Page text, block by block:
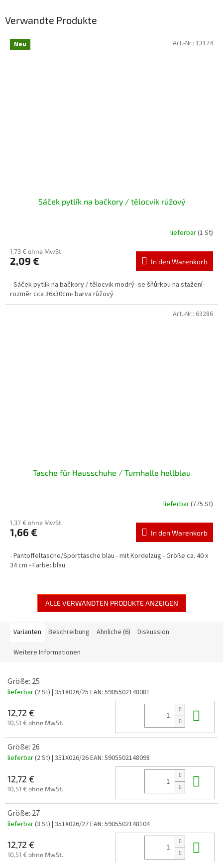
Verwandte Produkte
Neu
Sáček pytlík na bačkory / tělocvik růžový
lieferbar(1 St)
1,73 € ohne MwSt.
2,09 € In den Warenkorb
- Sáček pytlík na bačkory / tělocvik modrý- se šňůrkou na stažení-
rozměr cca 36x30cm- barva růžový
Art.-Nr.: 13174
Tasche für Hausschuhe / Turnhalle hellblau
lieferbar(775 St)
1,37 € ohne MwSt.
1,66 € In den Warenkorb
- Pantoffeltasche/Sporttasche blau - mit Kordelzug - Größe ca. 40 x
34 cm - Farbe: blau
Art.-Nr.: 63286
ALLE VERWANDTEN PRODUKTE ANZEIGEN
Varianten Beschreibung Ähnliche (6) Diskussion
Weitere Informationen
Größe: 25
lieferbar(2 St) | 351X026/25 EAN: 5905502148081
12,72 €
10,51 € ohne MwSt.
Größe: 26
lieferbar(2 St) | 351X026/26EAN: 5905502148098
12,72 €
10,51 € ohne MwSt.
Größe: 27
lieferbar(3 St) | 351X026/27EAN: 5905502148104
12,72 €
10,51 € ohne MwSt.